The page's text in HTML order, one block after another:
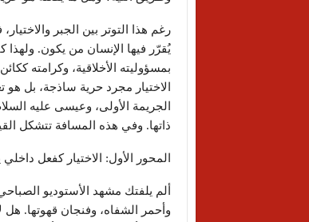
رغم هذا التوتر بين الجبر
يُقرّر فيها الإنسان من يكون. ولهذا
بمسؤوليته الأخلاقية، وكرامته
الاختيار مجرد حرية ساذجة، بل هو
الجريمة الأولى، وعيسى عليه
ذاتها. وفي هذه المسافة تتشكل
المحور الأول: الاختيار كفعل داخلي
ألم يلفتك مشهد الأستوديو
وأحمر الشفاه، وفنجان قهوتها.